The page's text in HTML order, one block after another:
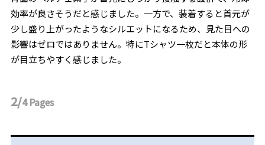
効率が良さそうだと感じました。一方で、装着すると首元が
少し盛り上がったようなシルエットになるため、見た目への
影響はゼロではありません。特にTシャツ一枚だと本体の形
が目立ちやすく感じました。
2/4Pages